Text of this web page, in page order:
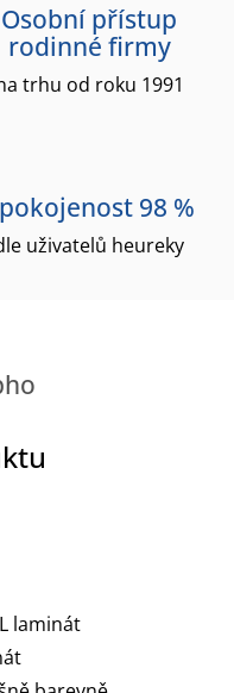
Osobní přístup
rodinné firmy
trhu od roku 1991
98 %
uživatelů heureky
laminát